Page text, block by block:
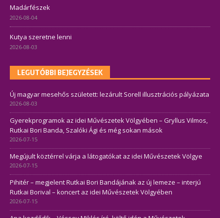
Madárfészek
2026-08-04
Kutya szeretne lenni
2026-08-03
LEGUTÓBBI BEJEGYZÉSEK
Új magyar mesehős született: lezárult Sorell illusztrációs pályázata
2026-08-03
Gyerekprogramok az idei Művészetek Völgyében – Gryllus Vilmos,
Rutkai Bori Banda, Szalóki Ági és még sokan mások
2026-07-15
Megújult köztérrel várja a látogatókat az idei Művészetek Völgye
2026-07-15
Pihitér – megjelent Rutkai Bori Bandájának az új lemeze – interjú
Rutkai Borival – koncert az idei Művészetek Völgyében
2026-07-15